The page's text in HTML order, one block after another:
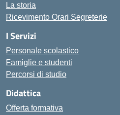
La storia
Ricevimento Orari Segreterie
I Servizi
Personale scolastico
Famiglie e studenti
Percorsi di studio
Didattica
Offerta formativa